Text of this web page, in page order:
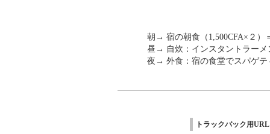
朝→ 宿の朝食（1,500CFA×２）
昼→ 自炊：インスタントラーメ
夜→ 外食：宿の食堂でスパゲテ
トラックバック用URL